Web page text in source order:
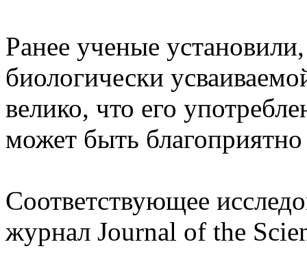
Ранее ученые
биологически
велико, что его
может быть благоприятно
Соответствующее
журнал Journal of the